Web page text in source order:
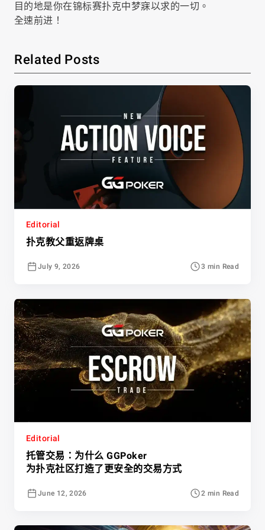
目的地是你在锦标赛扑克中梦寐以求的一切。
全速前进！
Related Posts
Editorial
扑克教父重返牌桌
July 9, 2026 3 min Read
Editorial
托管交易：为什么 GGPoker
为扑克社区打造了更安全的交易方式
June 12, 2026 2 min Read